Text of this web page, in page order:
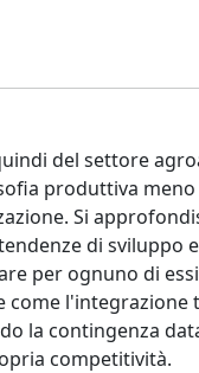
del settore
produttiva
Si
di
per ognuno di
la contingenza
competitività.